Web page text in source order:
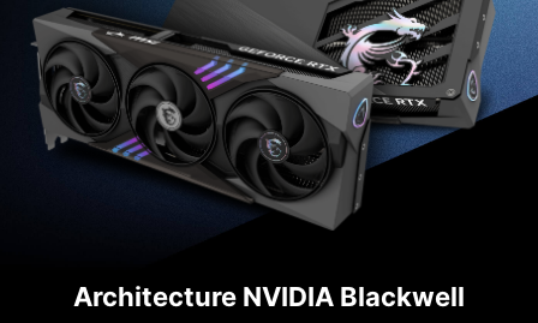
Architecture NVIDIA Blackwell